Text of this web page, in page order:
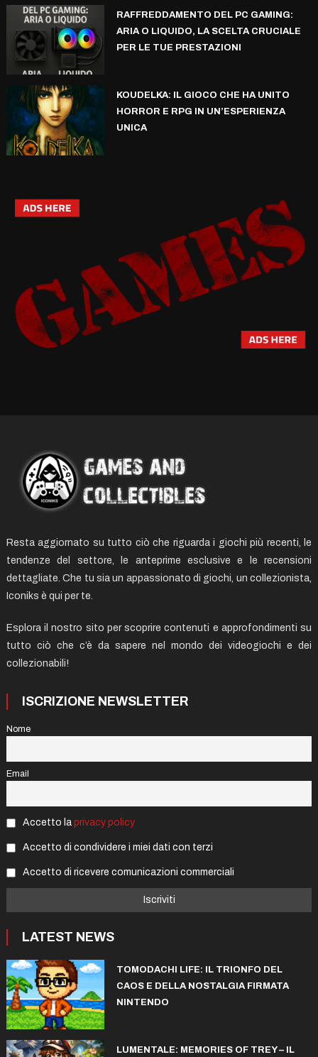
RAFFREDDAMENTO DEL PC GAMING:
ARIA O LIQUIDO, LA SCELTA CRUCIALE
PER LE TUE PRESTAZIONI
KOUDELKA: IL GIOCO CHE HA UNITO
HORROR E RPG IN UN’ESPERIENZA
UNICA
Resta aggiornato su tutto ciò che riguarda i giochi più recenti, le
tendenze del settore, le anteprime esclusive e le recensioni
dettagliate. Che tu sia un appassionato di giochi, un collezionista,
Iconiks è qui per te.
Esplora il nostro sito per scoprire contenuti e approfondimenti su
tutto ciò che c’è da sapere nel mondo dei videogiochi e dei
collezionabili!
ISCRIZIONE NEWSLETTER
Nome
Email
Accetto la privacy policy
Accetto di condividere i miei dati con terzi
Accetto di ricevere comunicazioni commerciali
LATEST NEWS
TOMODACHI LIFE: IL TRIONFO DEL
CAOS E DELLA NOSTALGIA FIRMATA
NINTENDO
LUMENTALE: MEMORIES OF TREY – IL